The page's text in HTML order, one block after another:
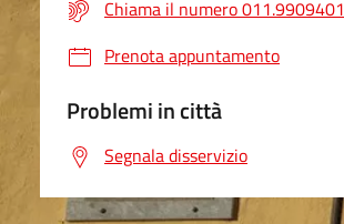
Chiama il numero 011.9909401
Prenota appuntamento
Problemi in città
Segnala disservizio